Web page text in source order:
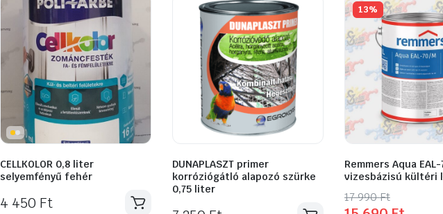
CELLKOLOR 0,8 liter
selyemfényű fehér
4 450 Ft
DUNAPLASZT primer
korróziógátló alapozó szürke
0,75 liter
13%
Remmers Aqua
vizesbázisú kültéri
17 990Ft
Original
Current